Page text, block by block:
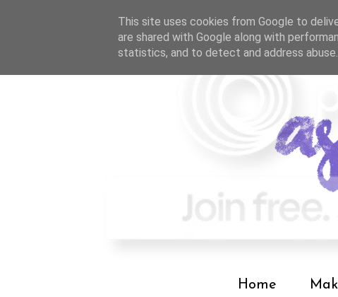
Home
This site uses cookies from Google to
are shared with Google along with
statistics, and to detect and address abuse.